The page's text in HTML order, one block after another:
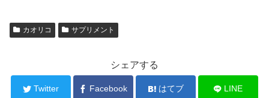
カオリコ サプリメント
シェアする
Twitter Facebook はてブ LINE